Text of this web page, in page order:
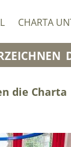
CHARTA
die Charta